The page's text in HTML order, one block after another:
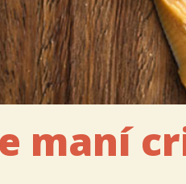
maní